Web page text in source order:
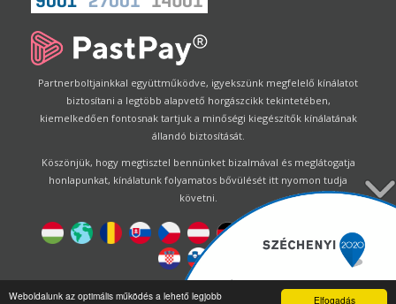
Elfogadás
Weboldalunk az optimális működés a lehető legjobb
Partnerboltjainkkal együttműködve, igyekszünk megfelelő kínálatot
biztosítani a legtöbb alapvető horgászcikk tekintetében,
kiemelkedően fontosnak tartjuk a minőségi kiegészítők kínálatának
állandó biztosítását.
Köszönjük, hogy megtisztel bennünket bizalmával és meglátogatja
honlapunkat, kínálatunk folyamatos bővülését itt nyomon tudja
követni.
Designed by Energofish Kft